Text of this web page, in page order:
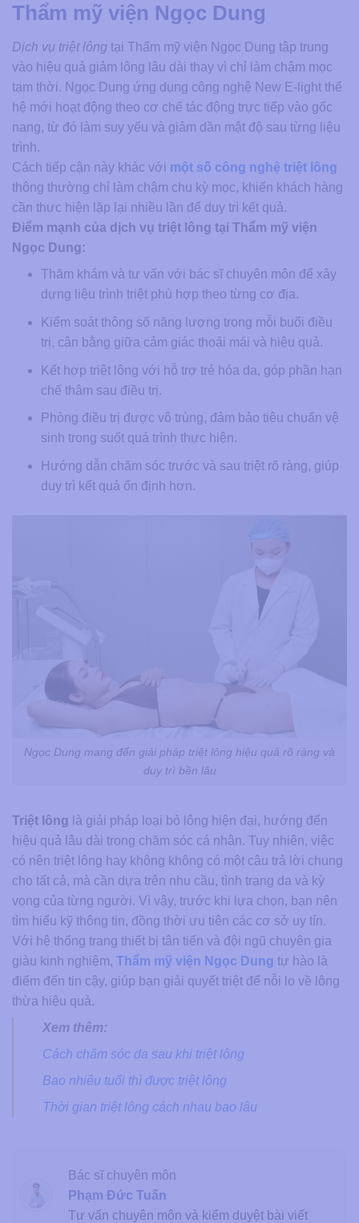
Thẩm mỹ viện Ngọc Dung
Dịch vụ triệt lông tại Thẩm mỹ viện Ngọc Dung tập trung
vào hiệu quả giảm lông lâu dài thay vì chỉ làm chậm mọc
tạm thời. Ngọc Dung ứng dụng công nghệ New E-light thế
hệ mới hoạt động theo cơ chế tác động trực tiếp vào gốc
nang, từ đó làm suy yếu và giảm dần mật độ sau từng liệu
trình.
Cách tiếp cận này khác với một số công nghệ triệt lông
thông thường chỉ làm chậm chu kỳ mọc, khiến khách hàng
cần thực hiện lặp lại nhiều lần để duy trì kết quả.
Điểm mạnh của dịch vụ triệt lông tại Thẩm mỹ viện
Ngọc Dung:
Thăm khám và tư vấn với bác sĩ chuyên môn để xây
dựng liệu trình triệt phù hợp theo từng cơ địa.
Kiểm soát thông số năng lượng trong mỗi buổi điều
trị, cân bằng giữa cảm giác thoải mái và hiệu quả.
Kết hợp triệt lông với hỗ trợ trẻ hóa da, góp phần hạn
chế thâm sau điều trị.
Phòng điều trị được vô trùng, đảm bảo tiêu chuẩn vệ
sinh trong suốt quá trình thực hiện.
Hướng dẫn chăm sóc trước và sau triệt rõ ràng, giúp
duy trì kết quả ổn định hơn.
Ngọc Dung mang đến giải pháp triệt lông hiệu quả rõ ràng và
duy trì bền lâu
Triệt lông là giải pháp loại bỏ lông hiện đại, hướng đến
hiệu quả lâu dài trong chăm sóc cá nhân. Tuy nhiên, việc
có nên triệt lông hay không không có một câu trả lời chung
cho tất cả, mà cần dựa trên nhu cầu, tình trạng da và kỳ
vọng của từng người. Vì vậy, trước khi lựa chọn, bạn nên
tìm hiểu kỹ thông tin, đồng thời ưu tiên các cơ sở uy tín.
Với hệ thống trang thiết bị tân tiến và đội ngũ chuyên gia
giàu kinh nghiệm, Thẩm mỹ viện Ngọc Dung tự hào là
điểm đến tin cậy, giúp bạn giải quyết triệt để nỗi lo về lông
thừa hiệu quả.
Xem thêm:
Cách chăm sóc da sau khi triệt lông
Bao nhiêu tuổi thì được triệt lông
Thời gian triệt lông cách nhau bao lâu
Bác sĩ chuyên môn
Phạm Đức Tuấn
Tư vấn chuyên môn và kiểm duyệt bài viết